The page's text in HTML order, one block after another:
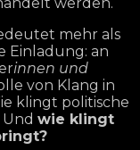
mehr als
Einladung: an
innen und
von Klang in
klingt politische
wie klingt